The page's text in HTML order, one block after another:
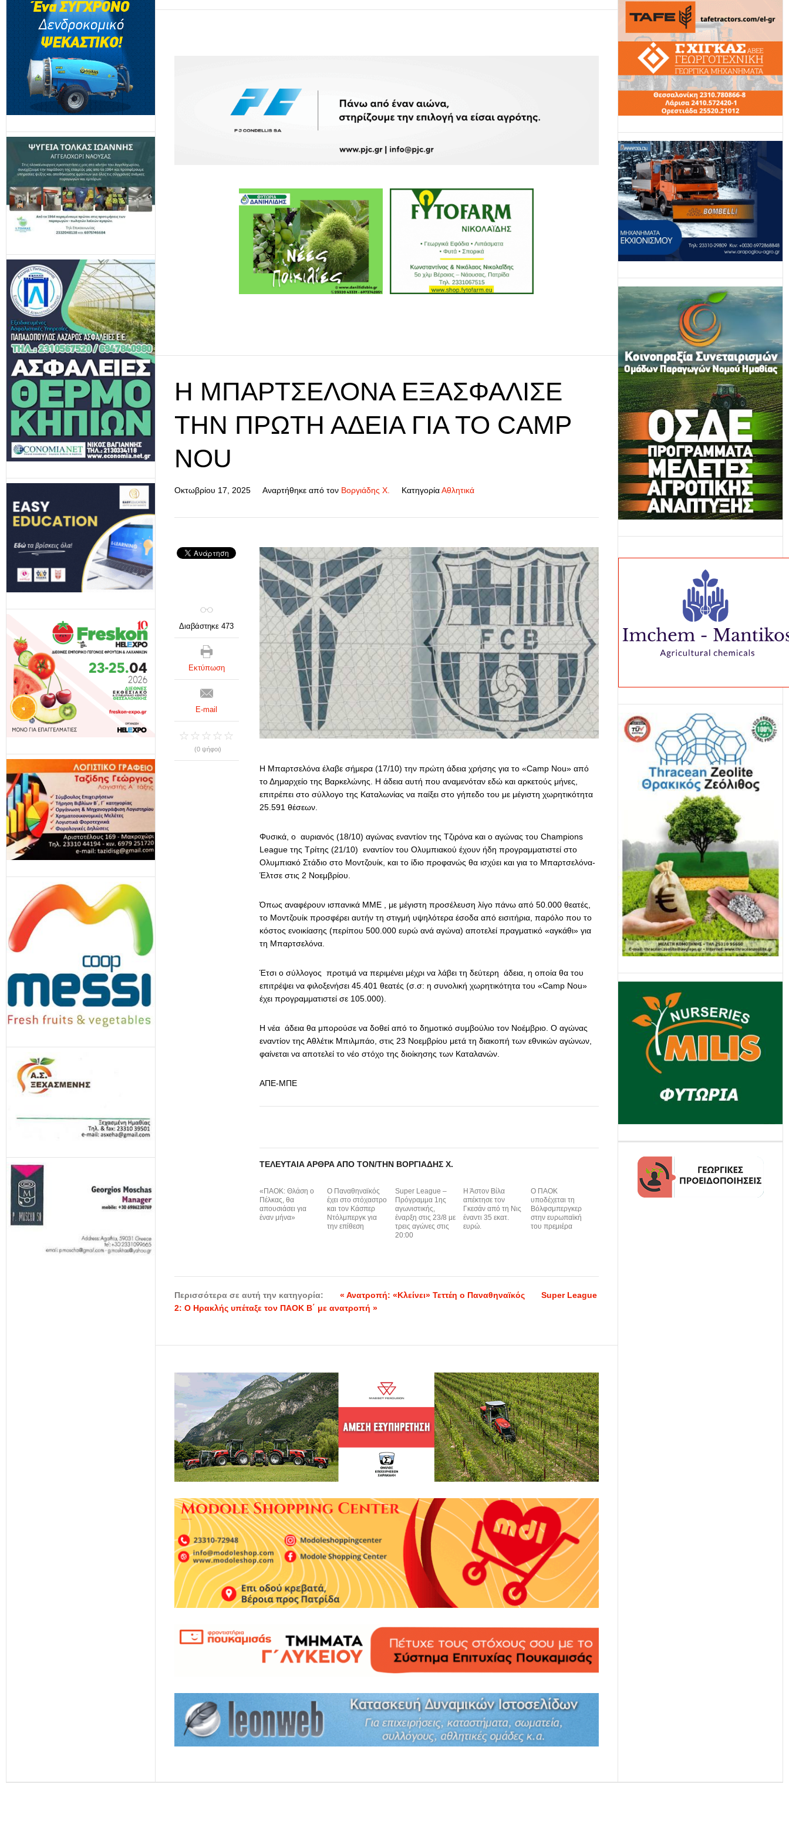
Η ΜΠΑΡΤΣΕΛΌΝΑ ΕΞΑΣΦΆΛΙΣΕ
ΤΗΝ ΠΡΏΤΗ ΆΔΕΙΑ ΓΙΑ ΤΟ CAMP
NOU
Οκτωβρίου 17, 2025 Αναρτήθηκε από τον Βοργιάδης Χ. Κατηγορία Αθλητικά
H Μπαρτσελόνα έλαβε σήμερα (17/10) την πρώτη άδεια χρήσης για το «Camp Nou» από
το Δημαρχείο της Βαρκελώνης. H άδεια αυτή που αναμενόταν εδώ και αρκετούς μήνες,
επιτρέπει στο σύλλογο της Καταλωνίας να παίξει στο γήπεδο του με μέγιστη χωρητικότητα
25.591 θέσεων.
Φυσικά, ο αυριανός (18/10) αγώνας εναντίον της Τζιρόνα και ο αγώνας του Champions
League της Τρίτης (21/10) εναντίον του Ολυμπιακού έχουν ήδη προγραμματιστεί στο
Ολυμπιακό Στάδιο στο Μοντζουίκ, και το ίδιο προφανώς θα ισχύει και για το Μπαρτσελόνα-
Έλτσε στις 2 Νοεμβρίου.
Όπως αναφέρουν ισπανικά ΜΜΕ , με μέγιστη προσέλευση λίγο πάνω από 50.000 θεατές,
το Μοντζουίκ προσφέρει αυτήν τη στιγμή υψηλότερα έσοδα από εισιτήρια, παρόλο που το
κόστος ενοικίασης (περίπου 500.000 ευρώ ανά αγώνα) αποτελεί πραγματικό «αγκάθι» για
τη Μπαρτσελόνα.
Έτσι ο σύλλογος προτιμά να περιμένει μέχρι να λάβει τη δεύτερη άδεια, η οποία θα του
επιτρέψει να φιλοξενήσει 45.401 θεατές (σ.σ: η συνολική χωρητικότητα του «Camp Nou»
έχει προγραμματιστεί σε 105.000).
Η νέα άδεια θα μπορούσε να δοθεί από το δημοτικό συμβούλιο τον Νοέμβριο. Ο αγώνας
εναντίον της Αθλέτικ Μπιλμπάο, στις 23 Νοεμβρίου μετά τη διακοπή των εθνικών αγώνων,
φαίνεται να αποτελεί το νέο στόχο της διοίκησης των Καταλανών.
ΑΠΕ-ΜΠΕ
ΤΕΛΕΥΤΑΊΑ ΆΡΘΡΑ ΑΠΌ ΤΟΝ/ΤΗΝ ΒΟΡΓΙΆΔΗΣ Χ.
«ΠΑΟΚ: Θλάση ο
Πέλκας, θα
απουσιάσει για
έναν μήνα»
Ο Παναθηναϊκός
έχει στο στόχαστρο
και τον Κάσπερ
Ντόλμπεργκ για
την επίθεση
Super League –
Πρόγραμμα 1ης
αγωνιστικής,
έναρξη στις 23/8 με
τρεις αγώνες στις
20:00
Η Άστον Βίλα
απέκτησε τον
Γκεσάν από τη Νις
έναντι 35 εκατ.
ευρώ.
Ο ΠΑΟΚ
υποδέχεται τη
Βόλφσμπεργκερ
στην ευρωπαϊκή
του πρεμιέρα
Διαβάστηκε 473
Εκτύπωση
E-mail
(0 ψήφοι)
Περισσότερα σε αυτή την κατηγορία: « Ανατροπή: «Κλείνει» Τεττέη ο Παναθηναϊκός
Super League
2: Ο Ηρακλής υπέταξε τον ΠΑΟΚ Β΄ με ανατροπή »